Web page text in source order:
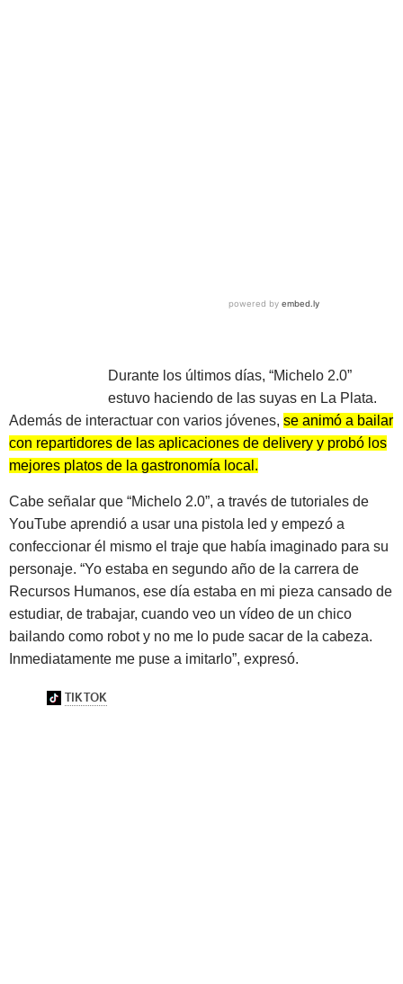
Durante los últimos días, “Michelo 2.0”
estuvo haciendo de las suyas en La Plata.
Además de interactuar con varios jóvenes, se animó a bailar
con repartidores de las aplicaciones de delivery y probó los
mejores platos de la gastronomía local.
Cabe señalar que “Michelo 2.0”, a través de tutoriales de
YouTube aprendió a usar una pistola led y empezó a
confeccionar él mismo el traje que había imaginado para su
personaje. “Yo estaba en segundo año de la carrera de
Recursos Humanos, ese día estaba en mi pieza cansado de
estudiar, de trabajar, cuando veo un vídeo de un chico
bailando como robot y no me lo pude sacar de la cabeza.
Inmediatamente me puse a imitarlo”, expresó.